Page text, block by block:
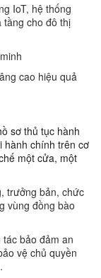
IoT, hệ thống
tầng cho đô thị
cao hiệu quả
sơ thủ tục hành
hành chính trên cơ
một cửa, một
trưởng bản, chức
vùng đồng bào
bảo đảm an
vệ chủ quyền